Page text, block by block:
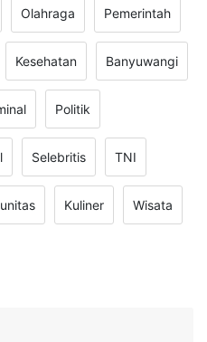
Olahraga Pemerintah
Kesehatan Banyuwangi
Politik
Selebritis TNI
Kuliner Wisata